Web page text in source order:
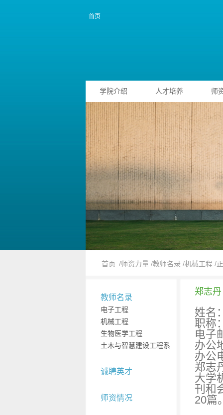
首页
学院介绍 人才培养 师
首页 /师资力量 /教师名录 /机械工程 /
教师名录
电子工程
机械工程
生物医学工程
土木与智慧建设工程系
诚聘英才
师资情况
郑志丹
姓名
职称
电子
办公
办公
郑志
大学
刊和
20篇